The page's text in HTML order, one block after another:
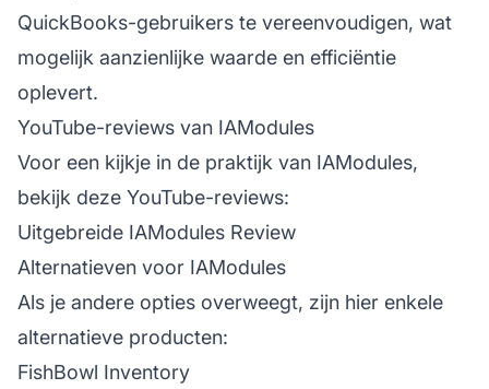
QuickBooks-gebruikers te vereenvoudigen, wat
mogelijk aanzienlijke waarde en efficiëntie
oplevert.
YouTube-reviews van IAModules
Voor een kijkje in de praktijk van IAModules,
bekijk deze YouTube-reviews:
Uitgebreide IAModules Review
Alternatieven voor IAModules
Als je andere opties overweegt, zijn hier enkele
alternatieve producten:
FishBowl Inventory